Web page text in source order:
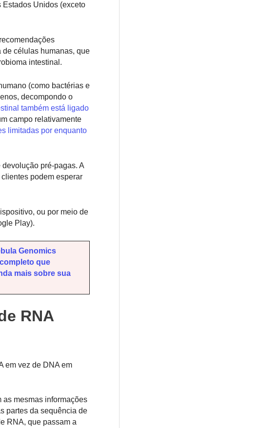
Unidos (exceto
de células humanas, que
intestinal.
(como bactérias e
decompondo o
também está ligado
campo relativamente
limitadas por enquanto
pré-pagas. A
podem esperar
ou por meio de
Play).
Genomics
que
mais sobre sua
RNA
em vez de DNA em
as mesmas informações
partes da sequência de
RNA, que passam a